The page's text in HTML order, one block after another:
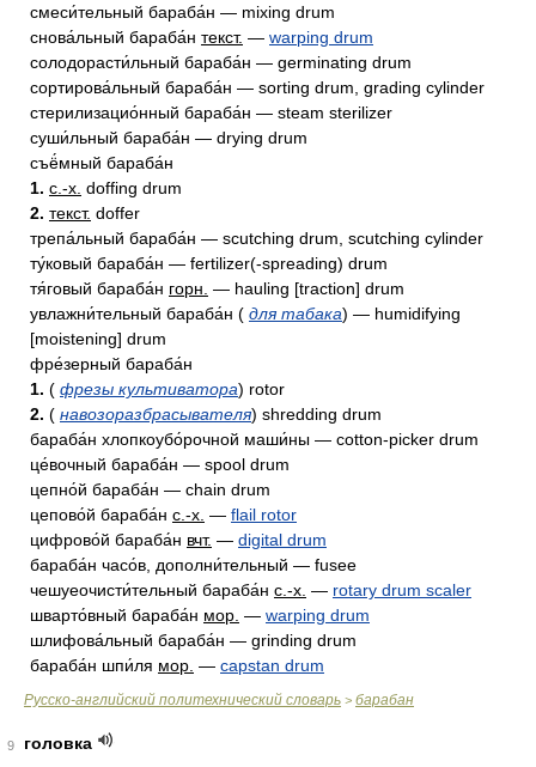
смеси́тельный бараба́н — mixing drum
снова́льный бараба́н текст. — warping drum
солодорасти́льный бараба́н — germinating drum
сортирова́льный бараба́н — sorting drum, grading cylinder
стерилизацио́нный бараба́н — steam sterilizer
суши́льный бараба́н — drying drum
съё́мный бараба́н
1. с.-х. doffing drum
2. текст. doffer
трепа́льный бараба́н — scutching drum, scutching cylinder
ту́ковый бараба́н — fertilizer(-spreading) drum
тя́говый бараба́н горн. — hauling [traction] drum
увлажни́тельный бараба́н ( для табака) — humidifying
[moistening] drum
фре́зерный бараба́н
1. ( фрезы культиватора) rotor
2. ( навозоразбрасывателя) shredding drum
бараба́н хлопкоубо́рочной маши́ны — cotton-picker drum
це́вочный бараба́н — spool drum
цепно́й бараба́н — chain drum
цепово́й бараба́н с.-х. — flail rotor
цифрово́й бараба́н вчт. — digital drum
бараба́н часо́в, дополни́тельный — fusee
чешуеочисти́тельный бараба́н с.-х. — rotary drum scaler
шварто́вный бараба́н мор. — warping drum
шлифова́льный бараба́н — grinding drum
бараба́н шпи́ля мор. — capstan drum
Русско-английский политехнический словарь > барабан
9
головка